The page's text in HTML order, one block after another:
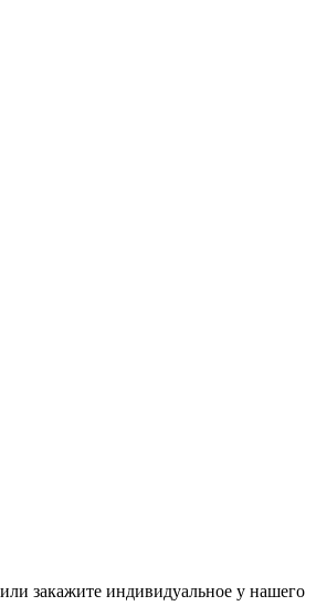
закажите индивидуальное у нашего